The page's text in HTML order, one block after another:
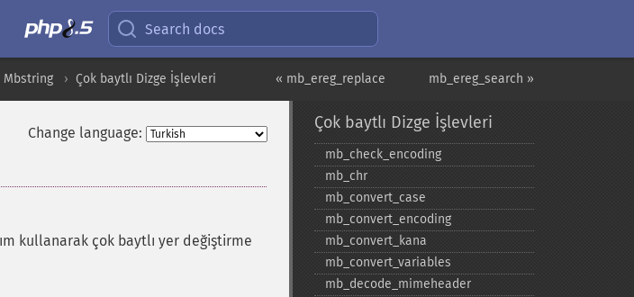
Search docs
mb_ereg_search »
« mb_ereg_replace
Mbstring Çok baytlı Dizge İşlevleri
Change language:
kullanarak çok baytlı yer değiştirme
Çok baytlı Dizge İşlevleri
mb_​check_​encoding
mb_​chr
mb_​convert_​case
mb_​convert_​encoding
mb_​convert_​kana
mb_​convert_​variables
mb_​decode_​mimeheader